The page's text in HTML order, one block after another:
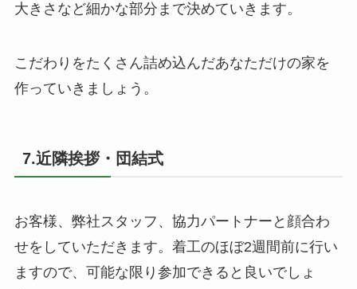
大きさなど細かな部分まで決めていきます。
こだわりをたくさん詰め込んだあなただけの家を
作っていきましょう。
7.近隣挨拶・団結式
お客様、弊社スタッフ、協力パートナーと顔合わ
せをしていただきます。着工のほぼ2週間前に行い
ますので、可能な限り参加できると良いでしょ